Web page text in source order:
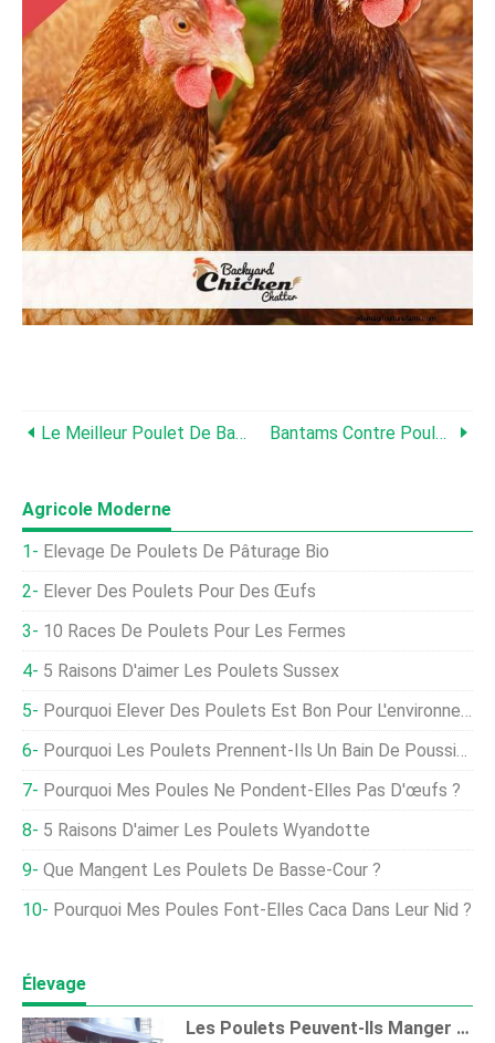
Le Meilleur Poulet De Basse-Cour Pour Les Œufs Bantams Contre Poulets Standards
Agricole Moderne
Élevage De Poulets De Pâturage Bio
Élever Des Poulets Pour Des Œufs
10 Races De Poulets Pour Les Fermes
5 Raisons D'aimer Les Poulets Sussex
Pourquoi Élever Des Poulets Est Bon Pour L'environnement
Pourquoi Les Poulets Prennent-Ils Un Bain De Poussière ?
Pourquoi Mes Poules Ne Pondent-Elles Pas D'œufs ?
5 Raisons D'aimer Les Poulets Wyandotte
Que Mangent Les Poulets De Basse-Cour ?
Pourquoi Mes Poules Font-Elles Caca Dans Leur Nid ?
Élevage
Les Poulets Peuvent-Ils Manger Des Prunes ?